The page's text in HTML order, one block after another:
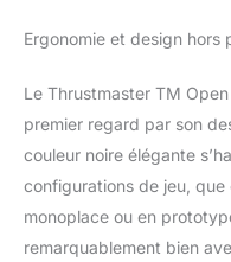
Ergonomie et design hors
Le Thrustmaster TM
premier regard par son
couleur noire élégante
configurations de jeu, que
monoplace ou en
remarquablement bien